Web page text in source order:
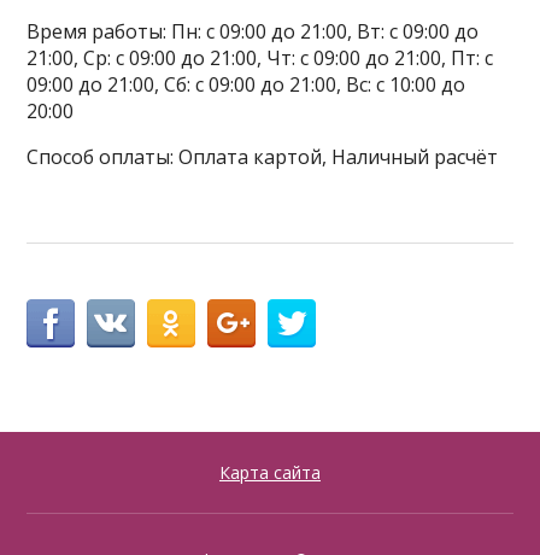
Время работы: Пн: с 09:00 до 21:00, Вт: с 09:00 до
21:00, Ср: с 09:00 до 21:00, Чт: с 09:00 до 21:00, Пт: с
09:00 до 21:00, Сб: с 09:00 до 21:00, Вс: с 10:00 до
20:00
Способ оплаты: Оплата картой, Наличный расчёт
Карта сайта